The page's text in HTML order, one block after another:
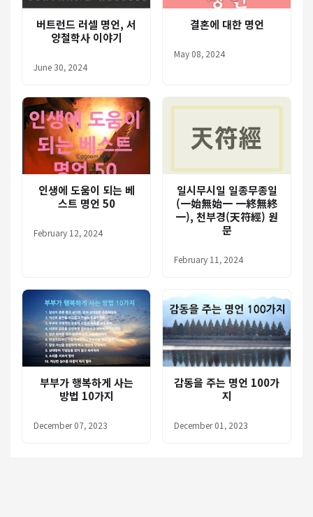
버트런드 러셀 명언, 서
양철학사 이야기
June 30, 2024
결혼에 대한 명언
May 08, 2024
인생에 도움이 되는 베
스트 명언 50
February 12, 2024
일시무시일 일종무종일
(一始無始一 一終無終
一), 천부경(天符經) 원
문
February 11, 2024
부부가 행복하게 사는
방법 10가지
December 07, 2023
감동을 주는 명언 100가
지
December 01, 2023